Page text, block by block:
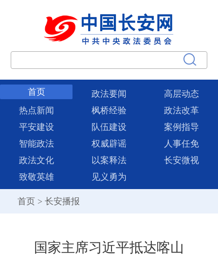
首页 政法要闻
高层动态
热点新闻
枫桥经验
政法改革
平安建设
队伍建设
案例指导
智能政法
权威辟谣
人事任免
政法文化
以案释法
长安微视
致敬英雄
见义勇为
首页 > 长安播报
国家主席习近平抵达喀山